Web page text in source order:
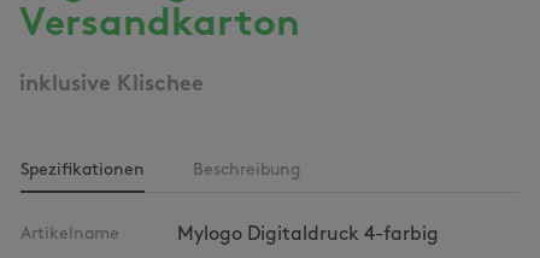
Versandkarton
inklusive Klischee
Spezifikationen Beschreibung
Artikelname Mylogo Digitaldruck 4-farbig